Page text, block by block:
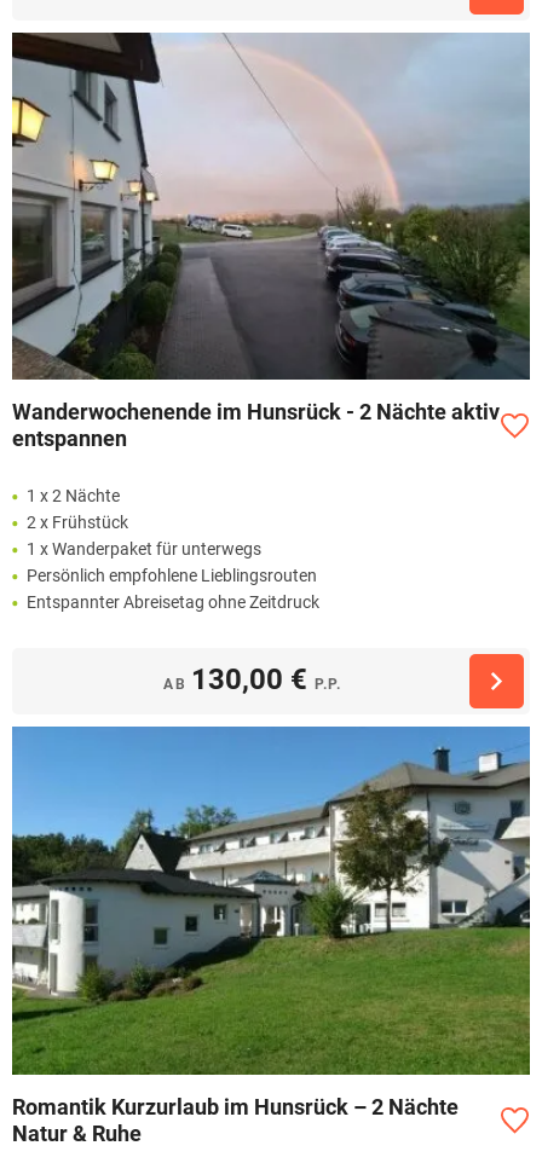
Wanderwochenende im Hunsrück - 2 Nächte aktiv
entspannen
1 x 2 Nächte
2 x Frühstück
1 x Wanderpaket für unterwegs
Persönlich empfohlene Lieblingsrouten
Entspannter Abreisetag ohne Zeitdruck
AB 130,00 € P.P.
Romantik Kurzurlaub im Hunsrück – 2 Nächte
Natur & Ruhe